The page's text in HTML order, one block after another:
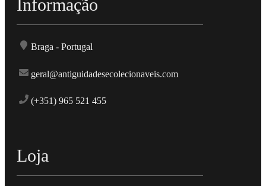
Informação
Braga - Portugal
geral@antiguidadesecolecionaveis.com
(+351) 965 521 455
Loja